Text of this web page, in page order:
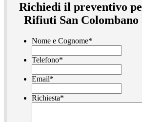
Richiedi il preventivo
Rifiuti San
Nome e Cognome*
Telefono*
Email*
Richiesta*